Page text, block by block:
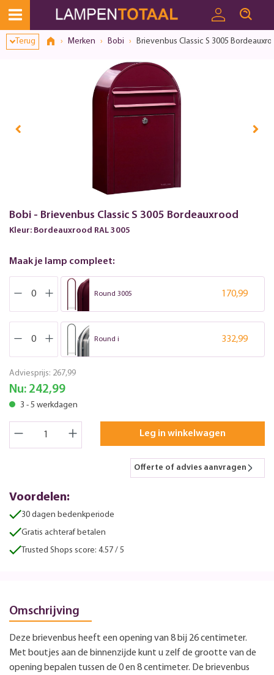
Terug Merken Bobi Brievenbus Classic S 3005
Bobi - Brievenbus Classic S 3005 Bordeauxrood
Kleur: Bordeauxrood RAL 3005
Maak je lamp compleet:
Round 3005 170,99
Round i 332,99
Adviesprijs: 267,99
Nu: 242,99
3 - 5 werkdagen
Leg in winkelwagen
Offerte of advies aanvragen
Voordelen:
30 dagen bedenkperiode
Gratis achteraf betalen
Trusted Shops score: 4.57 / 5
Omschrijving
Deze brievenbus heeft een opening van 8 bij 26 centimeter.
Met boutjes aan de binnenzijde kunt u zelf de grootte van de
opening bepalen tussen de 0 en 8 centimeter. De brievenbus